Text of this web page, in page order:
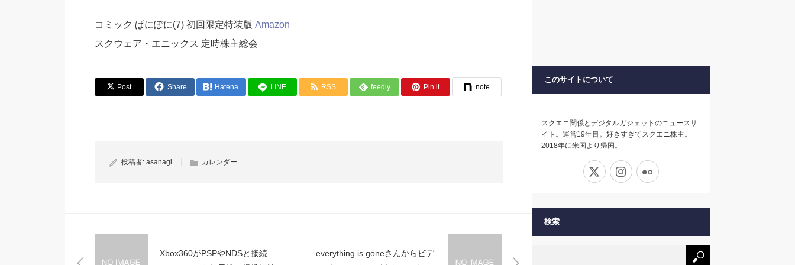
コミック ぱにぽに(7) 初回限定特装版 Amazon
スクウェア・エニックス 定時株主総会
Post Share Hatena LINE RSS feedly Pin it note
投稿者: asanagi カレンダー
Xbox360がPSPやNDSと接続
everything is goneさんからビデ
このサイトについて
スクエニ関係とデジタルガジェットのニュースサ
イト。運営19年目。好きすぎてスクエニ株主。
2018年に米国より帰国。
Instagram
検索